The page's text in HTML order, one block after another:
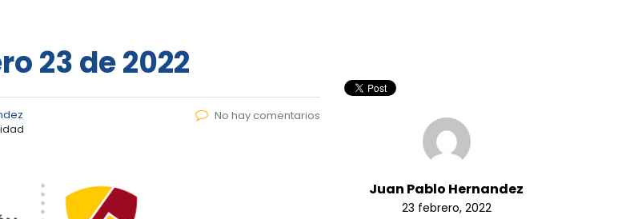
23 de 2022
No hay comentarios
Juan Pablo Hernandez
23 febrero, 2022